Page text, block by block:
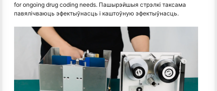
for ongoing drug coding needs. Пашырэйшыя стрэлкі таксама
павялічваюць эфектыўнасць і каштоўную эфектыўнасць.